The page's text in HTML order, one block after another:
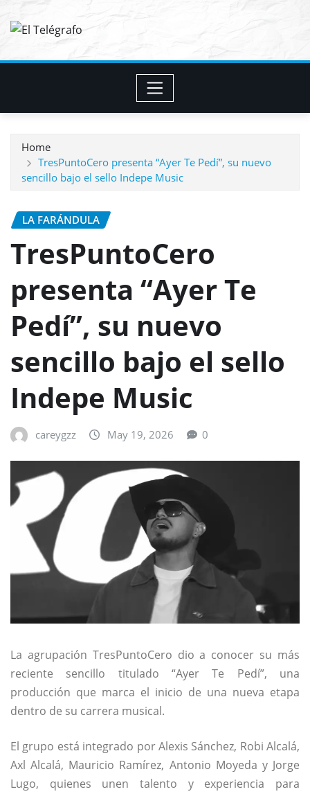
Home
TresPuntoCero presenta “Ayer Te Pedí”, su nuevo
sencillo bajo el sello Indepe Music
LA FARÁNDULA
TresPuntoCero
presenta “Ayer Te
Pedí”, su nuevo
sencillo bajo el sello
Indepe Music
careygzz May 19, 2026 0
La agrupación TresPuntoCero dio a conocer su más
reciente sencillo titulado “Ayer Te Pedí”, una
producción que marca el inicio de una nueva etapa
dentro de su carrera musical.
El grupo está integrado por Alexis Sánchez, Robi Alcalá,
Axl Alcalá, Mauricio Ramírez, Antonio Moyeda y Jorge
Lugo, quienes unen talento y experiencia para